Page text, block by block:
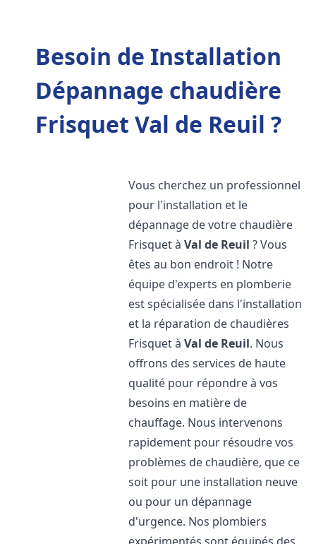
Besoin de Installation
Dépannage chaudière
Frisquet Val de Reuil ?
Vous cherchez un professionnel
pour l'installation et le
dépannage de votre chaudière
Frisquet àVal de Reuil ? Vous
êtes au bon endroit ! Notre
équipe d'experts en plomberie
est spécialisée dans l'installation
et la réparation de chaudières
Frisquet àVal de Reuil. Nous
offrons des services de haute
qualité pour répondre à vos
besoins en matière de
chauffage. Nous intervenons
rapidement pour résoudre vos
problèmes de chaudière, que ce
soit pour une installation neuve
ou pour un dépannage
d'urgence. Nos plombiers